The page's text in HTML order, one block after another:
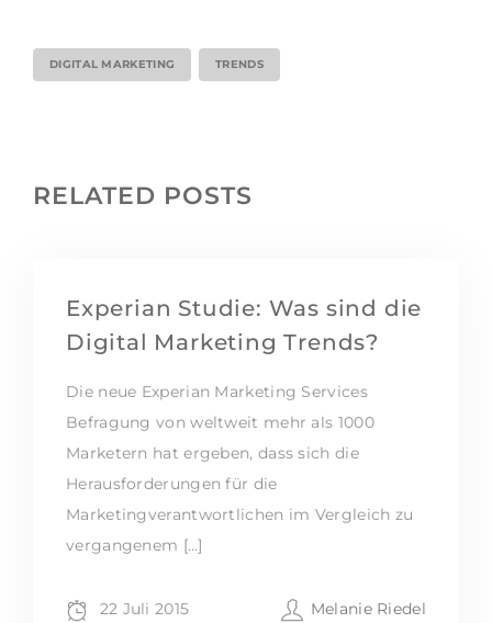
DIGITAL MARKETING TRENDS
RELATED POSTS
Experian Studie: Was sind die
Digital Marketing Trends?
Die neue Experian Marketing Services
Befragung von weltweit mehr als 1000
Marketern hat ergeben, dass sich die
Herausforderungen für die
Marketingverantwortlichen im Vergleich zu
vergangenem […]
22 Juli 2015 Melanie Riedel